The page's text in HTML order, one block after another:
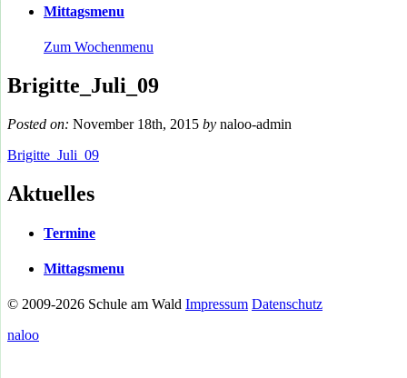
Mittagsmenu
Zum Wochenmenu
Brigitte_Juli_09
Posted on: November 18th, 2015 by naloo-admin
Brigitte_Juli_09
Aktuelles
Termine
Mittagsmenu
© 2009-2026 Schule am Wald Impressum Datenschutz
naloo